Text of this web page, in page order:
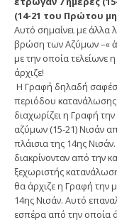
(14-21 του Πρώτου
Αυτό σημαίνει με άλλα
βρώση των Αζύμων –«
με την οποία τελείωνε
άρχιζε!
Η Γραφή δηλαδή
περιόδου κατανάλωσης
διαχωρίζει η Γραφή
αζύμων (15-21) Νισάν
πλάισια της 14ης
διακρίνονταν από την
ξεχωριστής
θα άρχιζε η Γραφή την
14ης Νισάν. Αυτό
εσπέρα από την οποία